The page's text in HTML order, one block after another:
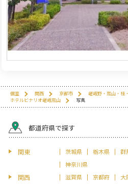
個室 関西 京都市
嵯峨野・嵐山・桂
ホテルビナリオ嵯峨嵐山
写真
都道府県で探す
関東 茨城県 栃木県 群
神奈川県
関西 滋賀県 京都府 大